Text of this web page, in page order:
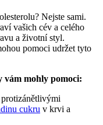
Nejste sami.
vašich cév a celého
a životní styl.
pomoci udržet tyto
vám mohly pomoci:
cukru v krvi a